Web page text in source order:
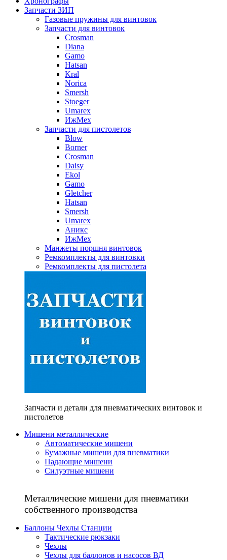
Запчасти ЗИП
Газовые пружины для винтовок
Запчасти для винтовок
Crosman
Diana
Gamo
Hatsan
Kral
Norica
Smersh
Stoeger
Umarex
ИжМех
Запчасти для пистолетов
Blow
Borner
Crosman
Daisy
Ekol
Gamo
Gletcher
Hatsan
Smersh
Umarex
Аникс
ИжМех
Манжеты поршня винтовок
Ремкомплекты для винтовки
Ремкомплекты для пистолета
Запчасти и детали для пневматических винтовок и
пистолетов
Мишени металлические
Автоматические мишени
Бумажные мишени для пневматики
Падающие мишени
Силуэтные мишени
Металлические мишени для пневматики
собственного производства
Баллоны Чехлы Станции
Тактические рюкзаки
Чехлы
Чехлы для баллонов и насосов ВД